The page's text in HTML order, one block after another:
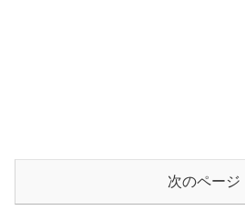
次のページ